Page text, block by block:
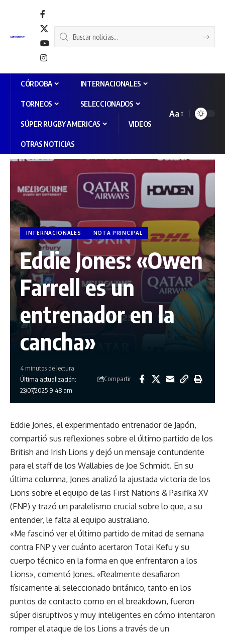
CÓRDOBA INTERNACIONALES
TORNEOS SELECCIONADOS
SÚPER RUGBY AMERICAS VIDEOS
OTRAS NOTICIAS
Aa
INTERNACIONALES NOTA PRINCIPAL
Eddie Jones: «Owen
Farrell es un
entrenador en la
cancha»
Última actualización:
23/07/2025 9:48 am
4 minutos de lectura
Compartir
Eddie Jones, el experimentado entrenador de Japón,
compartió sus reflexiones sobre el último partido de los
British and Irish Lions y dejó un mensaje contundente
para el staff de los Wallabies de Joe Schmidt. En su
última columna, Jones analizó la ajustada victoria de los
Lions sobre el equipo de las First Nations & Pasifika XV
(FNP) y trazó un paralelismo crucial sobre lo que, a su
entender, le falta al equipo australiano.
«Me fascinó ver el último partido de mitad de semana
contra FNP y ver cuánto acertaron Totai Kefu y su
cuerpo técnico en la forma en que enfrentaron a los
Lions», comentó Jones. «Realmente desafiaron
físicamente al seleccionado británico, tanto en los
puntos de contacto como en el breakdown, fueron
súper disruptivos y muy inteligentes en cómo intentaron
romper el ataque de los Lions a través de un